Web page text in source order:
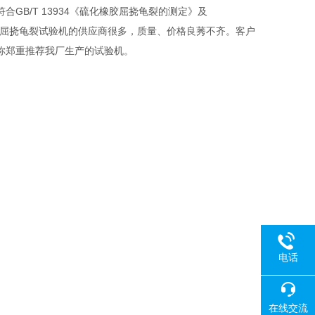
GB/T 13934《硫化橡胶屈挠龟裂的测定》及
龟裂试验机的供应商很多，质量、价格良莠不齐。客户
重推荐我厂生产的试验机。
电话
在线交流